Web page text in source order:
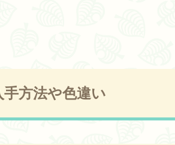
方法や色違い